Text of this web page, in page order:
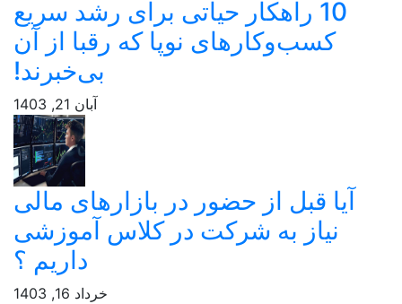
10 راهکار حیاتی برای رشد سریع
کسب‌وکارهای نوپا که رقبا از آن
بی‌خبرند!
قبل از حضور در بازارهای مالی
نیاز به شرکت در کلاس آموزشی
داریم ؟